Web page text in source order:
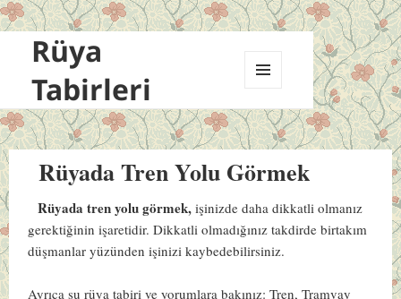
Rüya
Tabirleri
VE
BILEŞENLER
Rüyada Tren Yolu Görmek
Rüyada tren yolu görmek,işinizde daha dikkatli olmanız
gerektiğinin işaretidir. Dikkatli olmadığınız takdirde birtakım
düşmanlar yüzünden işinizi kaybedebilirsiniz.
Ayrıca şurüya tabiri ve yorumlara bakınız:Tren,Tramvay